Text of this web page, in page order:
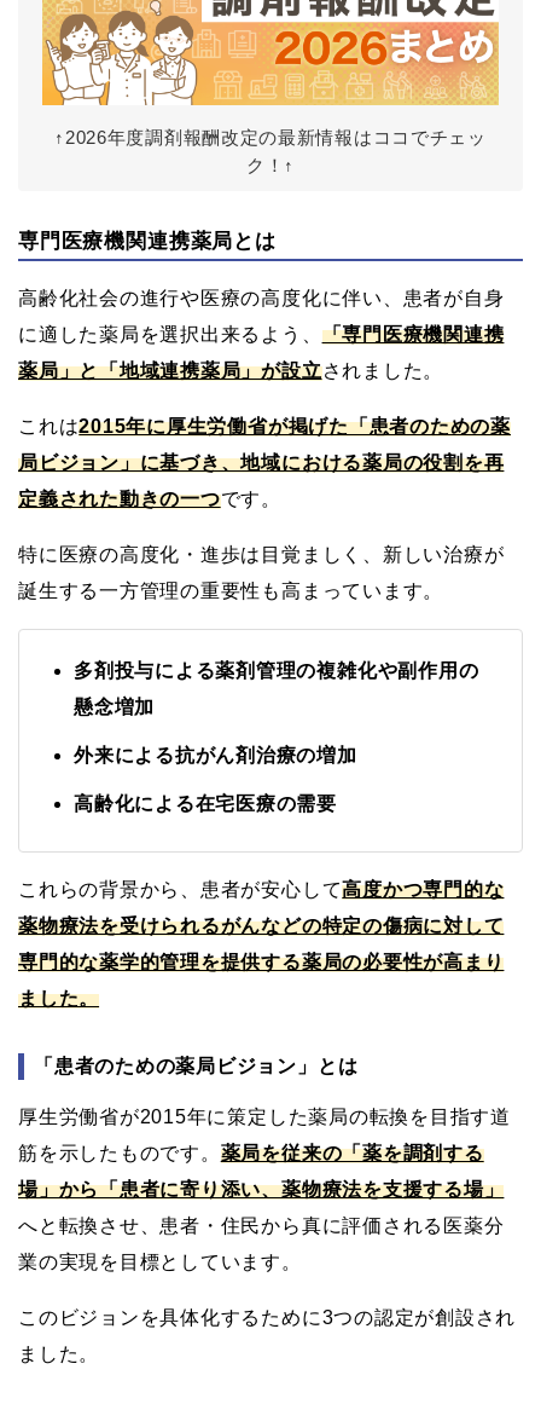
↑2026年度調剤報酬改定の最新情報はココでチェッ
ク！↑
専門医療機関連携薬局とは
高齢化社会の進行や医療の高度化に伴い、患者が自身
に適した薬局を選択出来るよう、 「専門医療機関連携
薬局」と「地域連携薬局」が設立されました。
これは2015年に厚生労働省が掲げた「患者のための薬
局ビジョン」に基づき、地域における薬局の役割を再
定義された動きの一つです。
特に医療の高度化・進歩は目覚ましく、新しい治療が
誕生する一方管理の重要性も高まっています。
多剤投与による薬剤管理の複雑化や副作用の
懸念増加
外来による抗がん剤治療の増加
高齢化による在宅医療の需要
これらの背景から、患者が安心して高度かつ専門的な
薬物療法を受けられるがんなどの特定の傷病に対して
専門的な薬学的管理を提供する薬局の必要性が高まり
ました。
「患者のための薬局ビジョン」とは
厚生労働省が2015年に策定した薬局の転換を目指す道
筋を示したものです。 薬局を従来の「薬を調剤する
場」から「患者に寄り添い、薬物療法を支援する場」
へと転換させ、患者・住民から真に評価される医薬分
業の実現を目標としています。
このビジョンを具体化するために3つの認定が創設され
ました。